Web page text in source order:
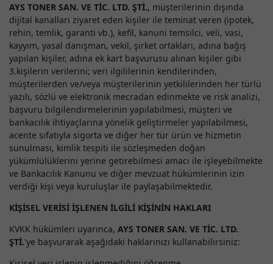
AYS TONER SAN. VE TİC. LTD. ŞTİ., müşterilerinin dışında
dijital kanalları ziyaret eden kişiler ile teminat veren (ipotek,
rehin, temlik, garanti vb.), kefil, kanuni temsilci, veli, vasi,
kayyım, yasal danışman, vekil, şirket ortakları, adına bağış
yapılan kişiler, adına ek kart başvurusu alınan kişiler gibi
3.kişilerin verilerini; veri ilgililerinin kendilerinden,
müşterilerden ve/veya müşterilerinin yetkililerinden her türlü
yazılı, sözlü ve elektronik mecradan edinmekte ve risk analizi,
başvuru bilgilendirmelerinin yapılabilmesi, müşteri ve
bankacılık ihtiyaçlarına yönelik geliştirmeler yapılabilmesi,
acente sıfatıyla sigorta ve diğer her tür ürün ve hizmetin
sunulması, kimlik tespiti ile sözleşmeden doğan
yükümlülüklerini yerine getirebilmesi amacı ile işleyebilmekte
ve Bankacılık Kanunu ve diğer mevzuat hükümlerinin izin
verdiği kişi veya kuruluşlar ile paylaşabilmektedir.
KİŞİSEL VERİSİ İŞLENEN İLGİLİ KİŞİNİN HAKLARI
KVKK hükümleri uyarınca, AYS TONER SAN. VE TİC. LTD.
ŞTİ.'ye başvurarak aşağıdaki haklarınızı kullanabilirsiniz: